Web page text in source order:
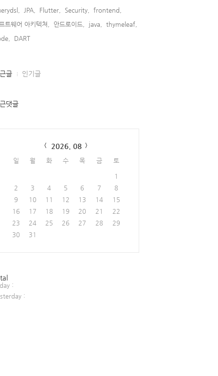
JPA, Flutter, Security,
frontend,
트웨어 아키텍쳐,
안드로이드, java,
thymeleaf,
DART,
글 인기글
댓글
2026. 08
일 월 화 수 목 금 토
1
2
3 4 5 6 7
8
9
10 11 12 13 14
15
16
17 18 19 20 21
22
23
24 25 26 27 28
29
30
31
:
: